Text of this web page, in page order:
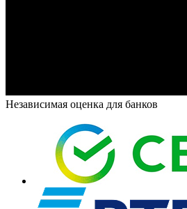
Независимая оценка для банков